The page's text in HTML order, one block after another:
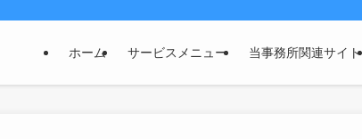
ホーム サービスメニュー 当事務所関連サイト